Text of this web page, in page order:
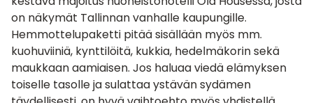
on näkymät Tallinnan vanhalle kaupungille.
Hemmottelupaketti pitää sisällään myös mm.
kuohuviiniä, kynttilöitä, kukkia, hedelmäkorin sekä
maukkaan aamiaisen. Jos haluaa viedä elämyksen
toiselle tasolle ja sulattaa ystävän sydämen